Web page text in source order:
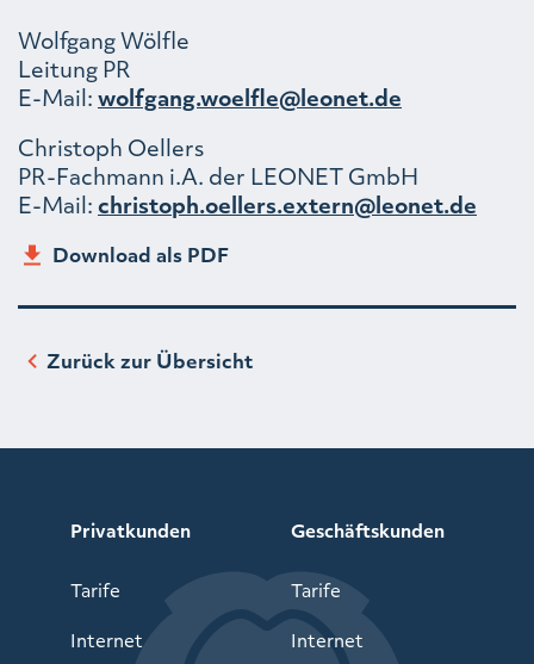
Wolfgang Wölfle
Leitung PR
E-Mail: wolfgang.woelfle@leonet.de
Christoph Oellers
PR-Fachmann i.A. der LEONET GmbH
E-Mail: christoph.oellers.extern@leonet.de
Download als PDF
Zurück zur Übersicht
Privatkunden
Tarife
Internet
Geschäftskunden
Tarife
Internet